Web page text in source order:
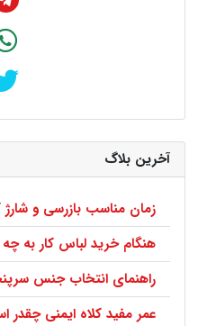
آخرین بلاگ
زمان مناسب بازرسی و
هنگام خرید لباس کار به
راهنمای انتخاب جنس
عمر مفید کلاه ایمنی چقدر